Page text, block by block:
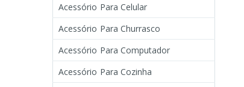
Acessório Para Celular
Acessório Para Churrasco
Acessório Para Computador
Acessório Para Cozinha